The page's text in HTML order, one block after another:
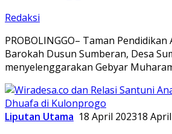
Redaksi
PROBOLINGGO– Taman Pendidikan
Barokah Dusun Sumberan, Desa
menyelenggarakan Gebyar
Liputan Utama 18 April 202318